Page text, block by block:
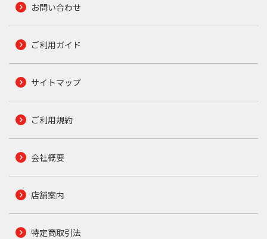
お問い合わせ
ご利用ガイド
サイトマップ
ご利用規約
会社概要
店舗案内
特定商取引法